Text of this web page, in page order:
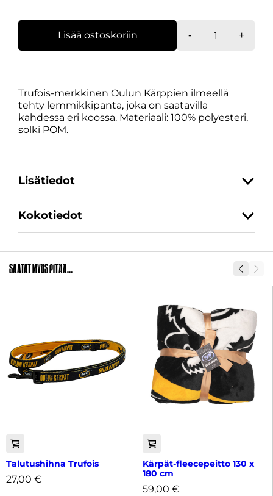
- +
Lisää ostoskoriin
Trufois-merkkinen Oulun Kärppien ilmeellä
tehty lemmikkipanta, joka on saatavilla
kahdessa eri koossa. Materiaali: 100% polyesteri,
solki POM.
Lisätiedot
Koko
SKU
29417
Kokotiedot
Saatat myös pitää...
Talutushihna Trufois
27,00 €
Kärpät-fleecepeitto 130 x
180 cm
59,00 €